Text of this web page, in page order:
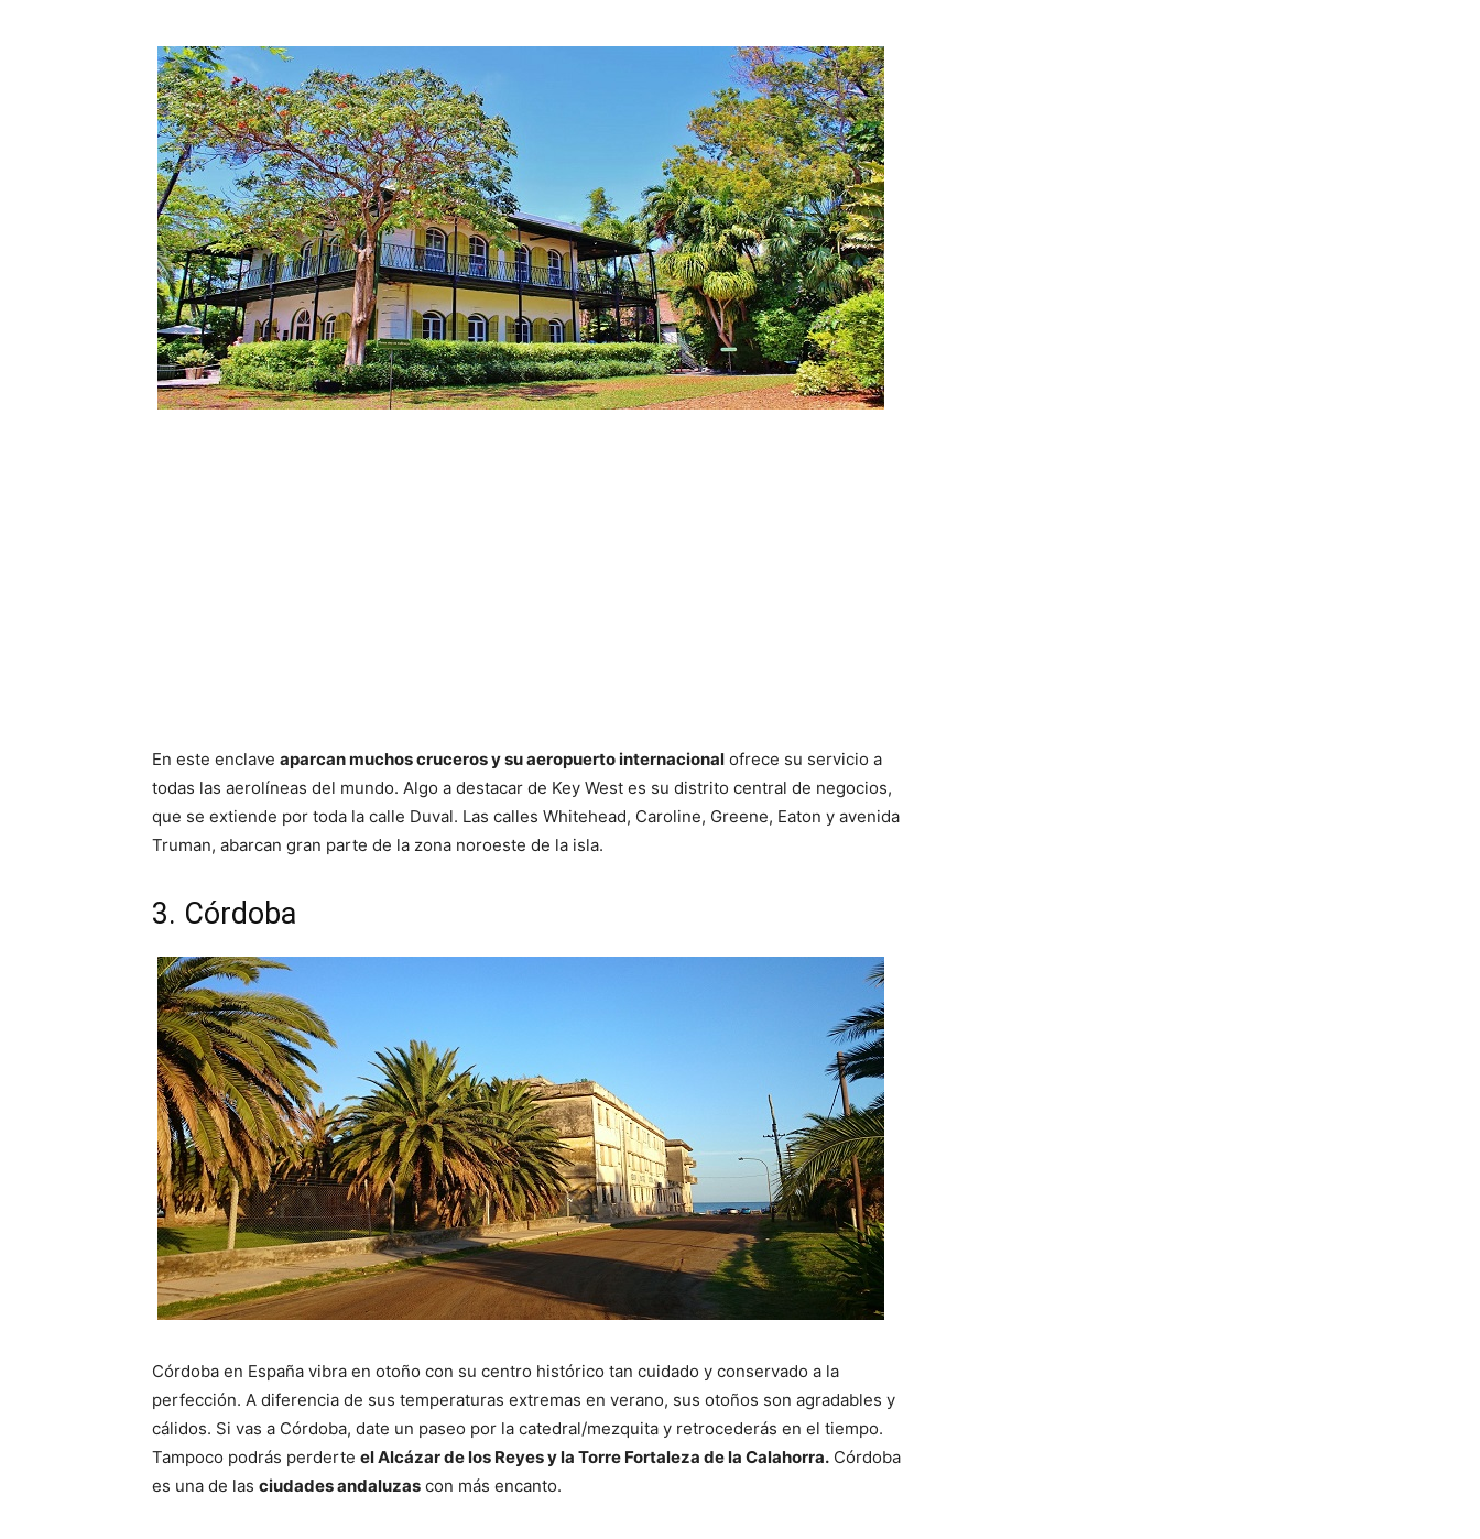
En este enclave aparcan muchos cruceros y su aeropuerto internacional ofrece su servicio a
todas las aerolíneas del mundo. Algo a destacar de Key West es su distrito central de negocios,
que se extiende por toda la calle Duval. Las calles Whitehead, Caroline, Greene, Eaton y avenida
Truman, abarcan gran parte de la zona noroeste de la isla.
3. Córdoba
Córdoba en España vibra en otoño con su centro histórico tan cuidado y conservado a la
perfección. A diferencia de sus temperaturas extremas en verano, sus otoños son agradables y
cálidos. Si vas a Córdoba, date un paseo por la catedral/mezquita y retrocederás en el tiempo.
Tampoco podrás perderte el Alcázar de los Reyes y la Torre Fortaleza de la Calahorra. Córdoba
es una de las ciudades andaluzas con más encanto.